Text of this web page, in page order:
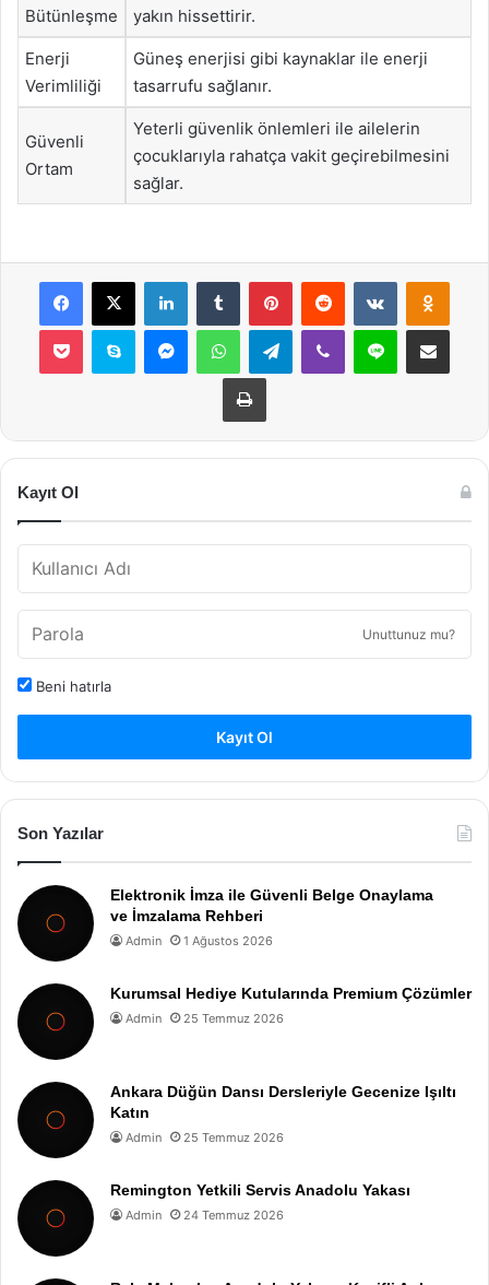
Bütünleşme
yakın hissettirir.
Enerji
Verimliliği
Güneş enerjisi gibi kaynaklar ile enerji
tasarrufu sağlanır.
Güvenli
Ortam
Yeterli güvenlik önlemleri ile ailelerin
çocuklarıyla rahatça vakit geçirebilmesini
sağlar.
Facebook
X LinkedInTumblr PinterestReddit VKontakte
Pocket Skype MessengerWhatsAppTelegramViber Line E-Posta ile
Yazdır
Kayıt Ol
Unuttunuz mu?
Beni hatırla
Kayıt Ol
Son Yazılar
Elektronik İmza ile Güvenli Belge Onaylama
ve İmzalama Rehberi
Admin 1 Ağustos 2026
Kurumsal Hediye Kutularında Premium Çözümler
Admin 25 Temmuz 2026
Ankara Düğün Dansı Dersleriyle Gecenize Işıltı
Katın
Admin 25 Temmuz 2026
Remington Yetkili Servis Anadolu Yakası
Admin 24 Temmuz 2026